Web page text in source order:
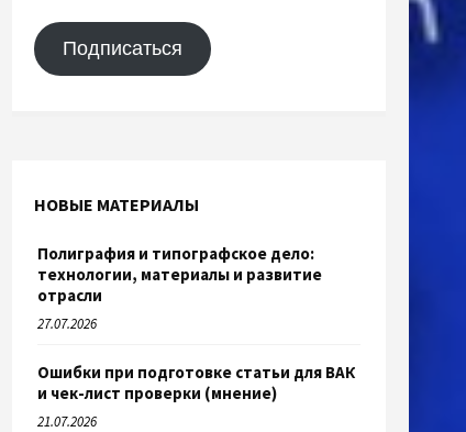
Подписаться
НОВЫЕ МАТЕРИАЛЫ
Полиграфия и типографское дело:
технологии, материалы и развитие
отрасли
27.07.2026
Ошибки при подготовке статьи для ВАК
и чек-лист проверки (мнение)
21.07.2026